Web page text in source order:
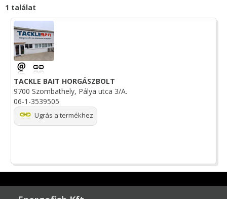
1 találat
TACKLE BAIT HORGÁSZBOLT
9700 Szombathely, Pálya utca 3/A.
06-1-3539505
Ugrás a termékhez